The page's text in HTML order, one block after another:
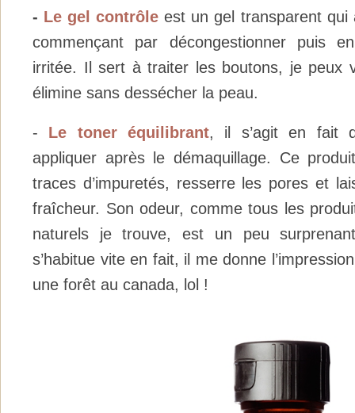
- Le gel contrôle est un gel transparent
commençant par décongestionner puis
irritée. Il sert à traiter les boutons, je peux
élimine sans dessécher la peau.
- Le toner équilibrant, il s’agit en fait
appliquer après le démaquillage. Ce
traces d’impuretés, resserre les pores et
fraîcheur. Son odeur, comme tous les
naturels je trouve, est un peu
s’habitue vite en fait, il me donne
une forêt au canada, lol !